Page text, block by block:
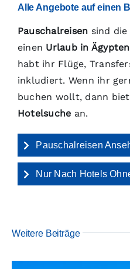
Alle Angebote auf einen
Pauschalreisen sind
einen Urlaub in Ägypten
habt ihr Flüge,
inkludiert. Wenn ihr
buchen wollt, dann
Hotelsuche an.
Pauschalreisen
Nur Nach Hotels
Weitere Beiträge